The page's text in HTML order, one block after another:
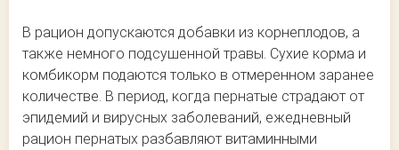
В рацион допускаются добавки из корнеплодов, а
также немного подсушенной травы. Сухие корма и
комбикорм подаются только в отмеренном заранее
количестве. В период, когда пернатые страдают от
эпидемий и вирусных заболеваний, ежедневный
рацион пернатых разбавляют витаминными